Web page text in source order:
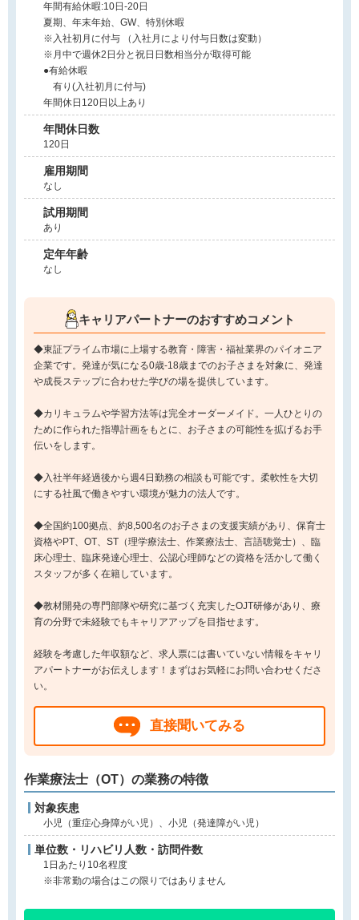
年間有給休暇:10日-20日
夏期、年末年始、GW、特別休暇
※入社初月に付与 （入社月により付与日数は変動）
※月中で週休2日分と祝日日数相当分が取得可能
●有給休暇
有り(入社初月に付与)
年間休日120日以上あり
年間休日数
120日
雇用期間
なし
試用期間
あり
定年年齢
なし
キャリアパートナーのおすすめコメント
◆東証プライム市場に上場する教育・障害・福祉業界のパイオニア
企業です。発達が気になる0歳-18歳までのお子さまを対象に、発達
や成長ステップに合わせた学びの場を提供しています。
◆カリキュラムや学習方法等は完全オーダーメイド。一人ひとりの
ために作られた指導計画をもとに、お子さまの可能性を拡げるお手
伝いをします。
◆入社半年経過後から週4日勤務の相談も可能です。柔軟性を大切
にする社風で働きやすい環境が魅力の法人です。
◆全国約100拠点、約8,500名のお子さまの支援実績があり、保育士
資格やPT、OT、ST（理学療法士、作業療法士、言語聴覚士）、臨
床心理士、臨床発達心理士、公認心理師などの資格を活かして働く
スタッフが多く在籍しています。
◆教材開発の専門部隊や研究に基づく充実したOJT研修があり、療
育の分野で未経験でもキャリアアップを目指せます。
経験を考慮した年収額など、求人票には書いていない情報をキャリ
アパートナーがお伝えします！まずはお気軽にお問い合わせくださ
い。
直接聞いてみる
作業療法士（OT）の業務の特徴
対象疾患
小児（重症心身障がい児）、小児（発達障がい児）
単位数・リハビリ人数・訪問件数
1日あたり10名程度
※非常勤の場合はこの限りではありません